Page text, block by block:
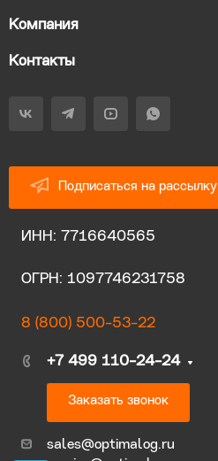
Компания
Контакты
Подписаться на рассылку
ИНН: 7716640565
ОГРН: 1097746231758
8 (800) 500-53-22
+7 499 110-24-24
Заказать звонок
sales@optimalog.ru